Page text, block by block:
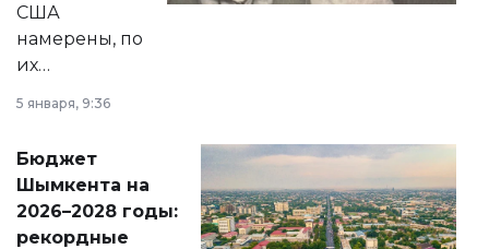
США
намерены, по
их
принести
народу
Венесуэлы.
5 января, 9:36
Бюджет
Шымкента на
2026–2028 годы:
рекордные